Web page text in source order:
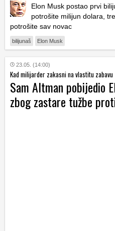
Elon Musk postao prvi
potrošite milijun dolara,
potrošite sav novac
bilijunaš Elon Musk
23.05. (14:00)
Kad milijarder zakasni na vlastitu zabavu
Sam Altman pobijedio
zbog zastare tužbe